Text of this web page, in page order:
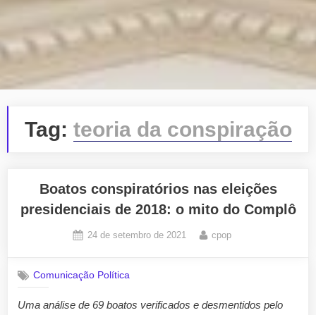
Tag: teoria da conspiração
Boatos conspiratórios nas eleições
presidenciais de 2018: o mito do Complô
Posted
24 de setembro de 2021 By
cpop
Comunicação Política
Uma análise de 69 boatos verificados e desmentidos pelo